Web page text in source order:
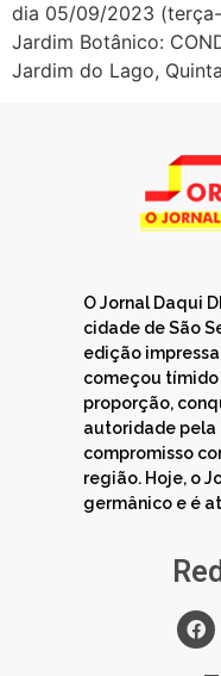
dia 05/09/2023
Jardim Botânico:
Jardim do Lago,
O Jornal Daqui
cidade de São
edição
começou
proporção,
autoridade
compromisso
região. Hoje, o
germânico e é